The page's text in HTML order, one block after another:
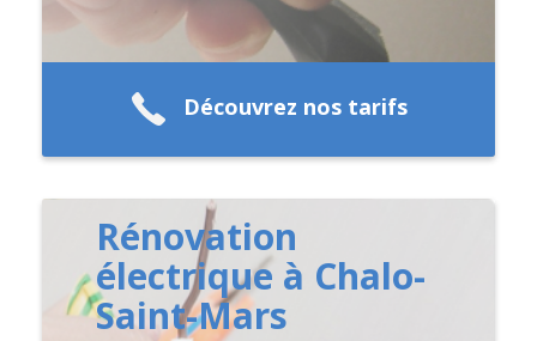
Découvrez nos tarifs
Rénovation
électrique à Chalo-
Saint-Mars